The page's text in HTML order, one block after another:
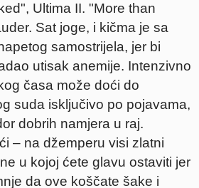
Ultima II. "More than
Sat joge, i kičma je sa
samostrijela, jer bi
utisak anemije. Intenzivno
časa može doći do
suda isključivo po pojavama,
dobrih namjera u raj.
– na džemperu visi zlatni
u kojoj ćete glavu ostaviti jer
da ove koščate šake i